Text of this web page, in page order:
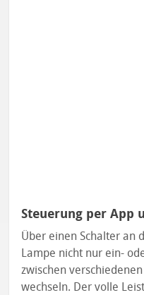
Steuerung per App
Über einen Schalter an
Lampe nicht nur ein-
zwischen
wechseln. Der volle